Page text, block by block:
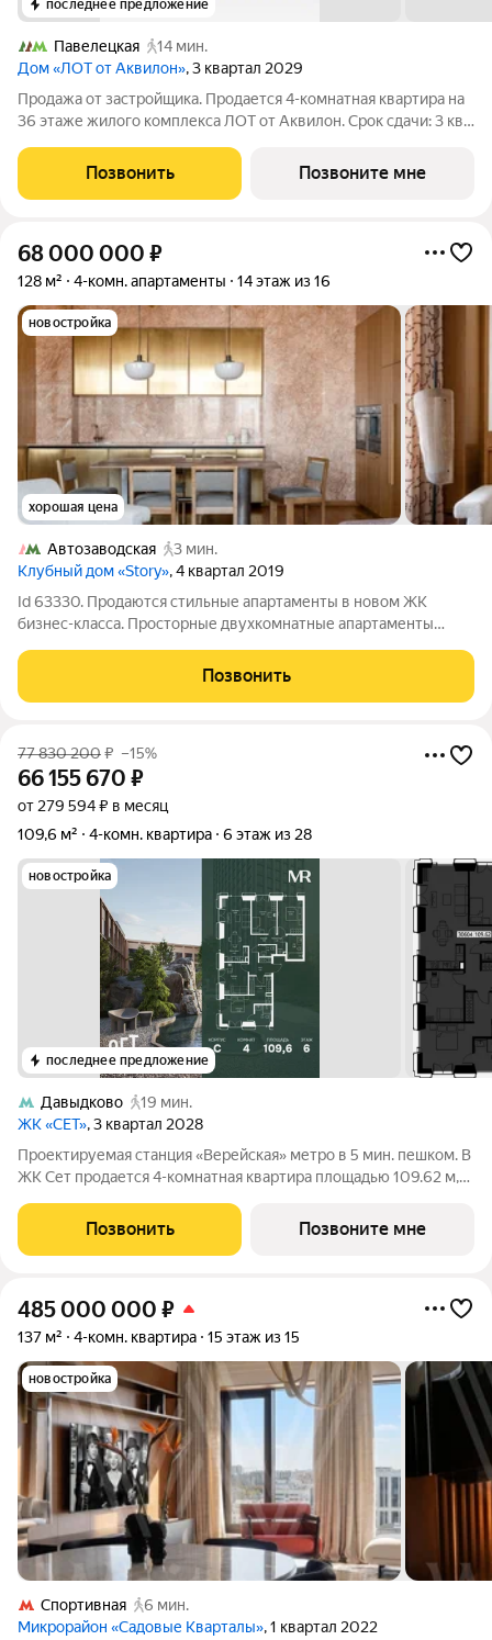
последнее предложение
Павелецкая
14 мин.
Дом «ЛОТ от Аквилон», 3 квартал 2029
Продажа от застройщика. Продается 4-комнатная квартира на
36 этаже жилого комплекса ЛОТ от Аквилон. Срок сдачи: 3 кв.
концепции Responsive Environment. Его пространство не
статично, оно
Позвонить Позвоните мне
68 000 000 ₽
128 м² 4-комн. апартаменты 14 этаж из 16
новостройка
хорошая цена
Автозаводская
3 мин.
Клубный дом «Story», 4 квартал 2019
Id 63330. Продаются стильные апартаменты в новом ЖК
бизнес-класса. Просторные двухкомнатные апартаменты
монолитного дома. До метро "Автозаводская" всего 4 минуты
пешком, что делает расположение
Позвонить
77 830 200₽ –15%
66 155 670 ₽
от 279 594 ₽ в месяц
109,6 м²
4-комн. квартира 6 этаж из 28
новостройка
последнее предложение
Давыдково
19 мин.
ЖК «СЕТ», 3 квартал 2028
Проектируемая станция «Верейская» метро в 5 мин. пешком. В
ЖК Сет продается 4-комнатная квартира площадью 109.62 м,
имеет стратегически выгодное расположение в ЗАО, в районе
с большой
Позвонить Позвоните мне
485 000 000 ₽
137 м² 4-комн. квартира 15 этаж из 15
новостройка
Спортивная
6 мин.
Микрорайон «Садовые Кварталы», 1 квартал 2022